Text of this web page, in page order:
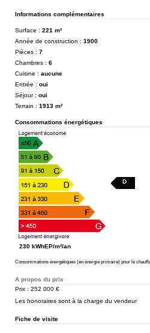
Informations complémentaires
Surface : 221 m²
Année de construction : 1900
Pièces : 7
Chambres : 6
Cuisine : aucune
Entrée : oui
Séjour : oui
Terrain : 1913 m²
Consommations énergétiques
D
230 kWhEP/m²/an
Consommations énergétiques (en énergie primaire) pour le
A propos du prix
Prix : 252 000 €
Les honoraires sont à la charge du vendeur
Fiche de visite